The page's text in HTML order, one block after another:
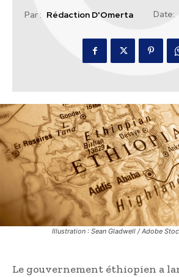
Par : Rédaction D'Omerta Date:
Illustration : Sean Gladwell / Adobe
Le gouvernement éthiopien a